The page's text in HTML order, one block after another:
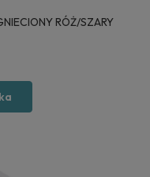
RÓŻ/SZARY